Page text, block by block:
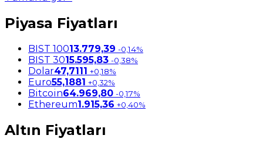
Piyasa Fiyatları
BIST 10013.779,39 -0,14%
BIST 3015.595,83 -0,38%
Dolar47,7111 +0,18%
Euro55,1881 +0,32%
Bitcoin64.969,80 -0,17%
Ethereum1.915,36 +0,40%
Altın Fiyatları